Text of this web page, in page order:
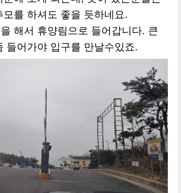
모를 하셔도 좋을 듯하네요.
해서 휴양림으로 들어갑니다. 큰
들어가야 입구를 만날수있죠.